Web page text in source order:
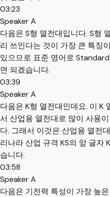
03:23
Speaker A
다음은 S형 열전대입니다. S형
리 쓰인다는 것이 가장 큰 특징
있으므로 표준 영어로
면 되겠습니다.
03:39
Speaker A
다음은 K형 열전대인데요. 이 K
서 산업용 열전대로 많이 사용
다. 그래서 이것은 산업용 열전
리나라 산업 규격 KS의 앞 글자
습니다.
03:58
Speaker A
다음은 기전력 특성이 가장 높